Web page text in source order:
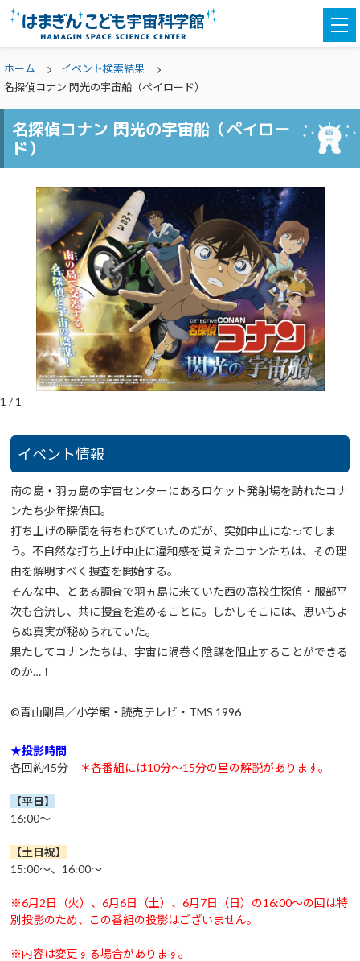
ホーム
イベント検索結果
名探偵コナン 閃光の宇宙船（ペイロード）
名探偵コナン 閃光の宇宙船（ペイロー
ド）
1 /1
イベント情報
南の島・羽ヵ島の宇宙センターにあるロケット発射場を訪れたコナ
ンたち少年探偵団。
打ち上げの瞬間を待ちわびていたのだが、突如中止になってしま
う。不自然な打ち上げ中止に違和感を覚えたコナンたちは、その理
由を解明すべく捜査を開始する。
そんな中、とある調査で羽ヵ島に来ていた西の高校生探偵・服部平
次も合流し、共に捜査を進めることに。しかしそこには、思いもよ
らぬ真実が秘められていた。
果たしてコナンたちは、宇宙に渦巻く陰謀を阻止することができる
のか…！
©青山剛昌／小学館・読売テレビ・TMS 1996
★投影時間
各回約45分 ＊各番組には10分～15分の星の解説があります。
【平日】
16:00～
【土日祝】
15:00～、16:00～
※6月2日（火）、6月6日（土）、6月7日（日）の16:00～の回は特
別投影のため、この番組の投影はございません。
※内容は変更する場合があります。